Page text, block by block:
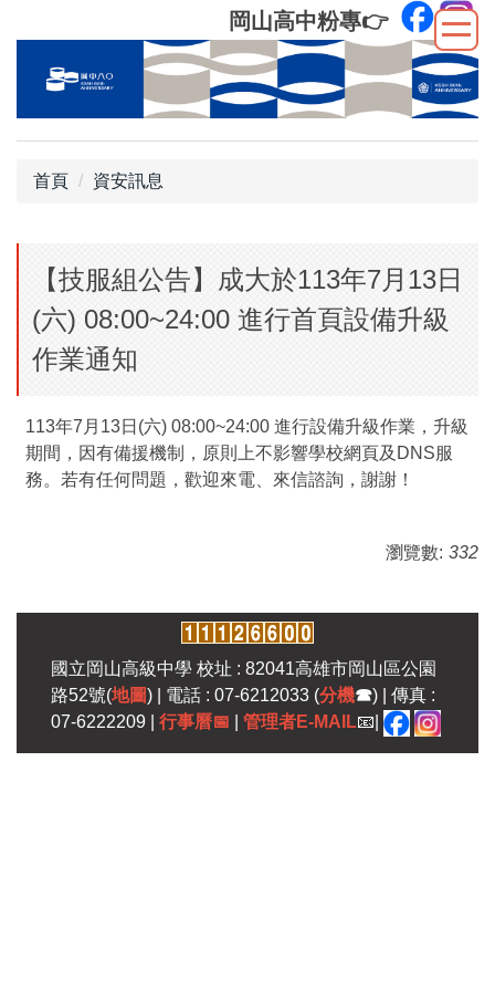
到
內
岡山高中粉專👉
首頁 資安訊息
【技服組公告】成大於113年7月13日
(六) 08:00~24:00 進行首頁設備升級
作業通知
113年7月13日(六) 08:00~24:00 進行設備升級作業，升級
期間，因有備援機制，原則上不影響學校網頁及DNS服
務。若有任何問題，歡迎來電、來信諮詢，謝謝！
瀏覽數: 332
國立岡山高級中學 校址 : 82041高雄市岡山區公園
路52號(地圖) | 電話 : 07-6212033 (分機☎) | 傳真 :
07-6222209 | 行事曆📅 管理者E-MAIL📧|